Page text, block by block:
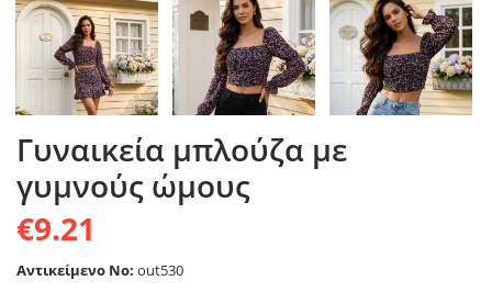
Γυναικεία μπλούζα με
γυμνούς ώμους
€9.21
Αντικείμενο No: out530